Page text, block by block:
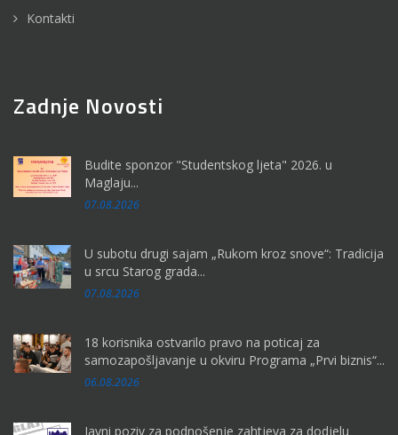
Kontakti
Zadnje Novosti
Budite sponzor "Studentskog ljeta" 2026. u
Maglaju...
07.08.2026
U subotu drugi sajam „Rukom kroz snove“: Tradicija
u srcu Starog grada...
07.08.2026
18 korisnika ostvarilo pravo na poticaj za
samozapošljavanje u okviru Programa „Prvi biznis“...
06.08.2026
Javni poziv za podnošenje zahtjeva za dodjelu